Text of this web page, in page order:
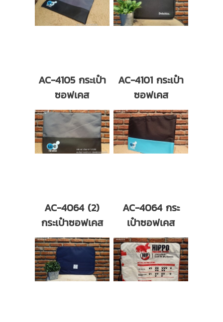
AC-4105 กระเป๋า
ซอฟเคส
AC-4101 กระเป๋า
ซอฟเคส
AC-4064 (2)
กระเป๋าซอฟเคส
AC-4064 กระ
เป๋าซอฟเคส